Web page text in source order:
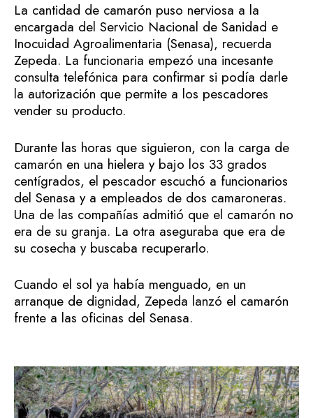
La cantidad de camarón puso nerviosa a la
encargada del Servicio Nacional de Sanidad e
Inocuidad Agroalimentaria (Senasa), recuerda
Zepeda. La funcionaria empezó una incesante
consulta telefónica para confirmar si podía darle
la autorización que permite a los pescadores
vender su producto.
Durante las horas que siguieron, con la carga de
camarón en una hielera y bajo los 33 grados
centígrados, el pescador escuchó a funcionarios
del Senasa y a empleados de dos camaroneras.
Una de las compañías admitió que el camarón no
era de su granja. La otra aseguraba que era de
su cosecha y buscaba recuperarlo.
Cuando el sol ya había menguado, en un
arranque de dignidad, Zepeda lanzó el camarón
frente a las oficinas del Senasa.